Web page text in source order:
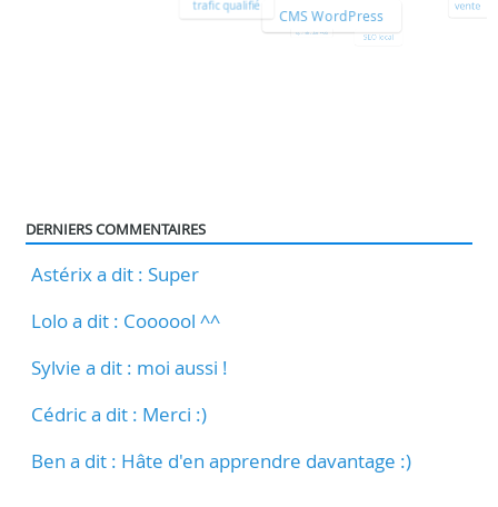
CMS WordPress
trafic qualifié
vente
SEO local
optimisation web
DERNIERS COMMENTAIRES
Astérix a dit : Super
Lolo a dit : Coooool ^^
Sylvie a dit : moi aussi !
Cédric a dit : Merci :)
Ben a dit : Hâte d'en apprendre davantage :)